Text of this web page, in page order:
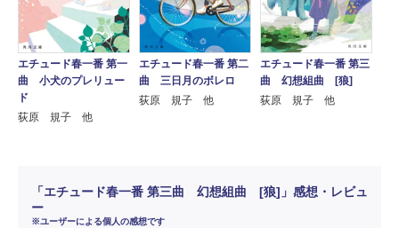
エチュード春一番 第一
曲 小犬のプレリュー
ド
荻原 規子 他
エチュード春一番 第二
曲 三日月のボレロ
荻原 規子 他
エチュード春一番 第三
曲 幻想組曲 [狼]
荻原 規子 他
「エチュード春一番 第三曲 幻想組曲 [狼]」感想・レビュ
ー
※ユーザーによる個人の感想です